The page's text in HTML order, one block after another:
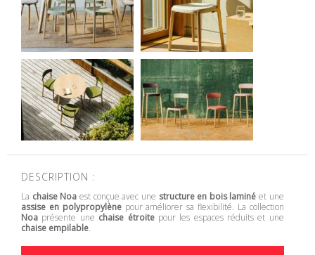
DESCRIPTION :
La chaise Noa est conçue avec une structure en bois laminé et une
assise en polypropylènepour améliorer sa flexibilité. La collection
Noa présente une chaise étroitepour les espaces réduits et une
chaise empilable.